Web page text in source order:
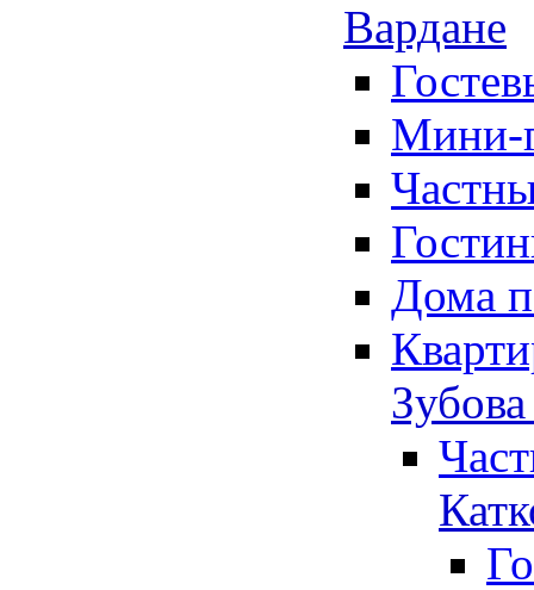
Вардане
Мини-
Дома